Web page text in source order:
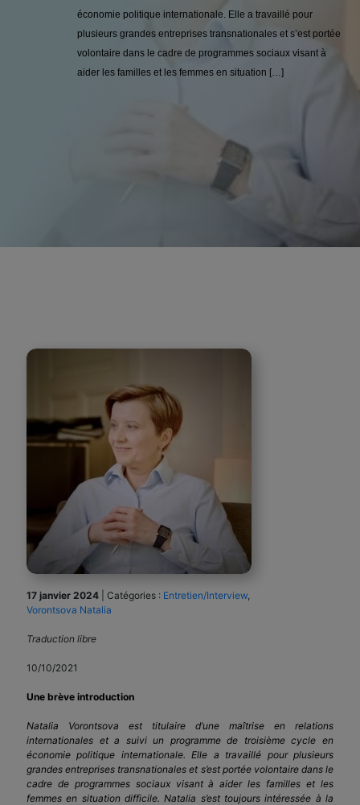
économie politique internationale. Elle a travaillé pour
plusieurs grandes entreprises transnationales et s’est portée
volontaire dans le cadre de programmes sociaux visant à
aider les familles et les femmes en situation […]
17 janvier 2024 Catégories : Entretien/Interview
Vorontsova Natalia
Traduction libre
10/10/2021
Une brève introduction
Natalia Vorontsova est titulaire d’une maîtrise en relations
internationales et a suivi un programme de troisième cycle en
économie politique internationale. Elle a travaillé pour plusieurs
grandes entreprises transnationales et s’est portée volontaire dans le
cadre de programmes sociaux visant à aider les familles et les
femmes en situation difficile. Natalia s’est toujours intéressée à la